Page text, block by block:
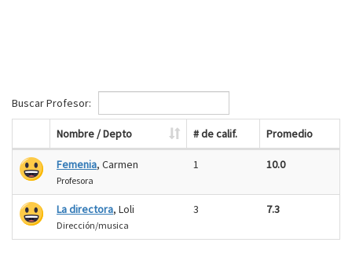
Buscar Profesor:
Nombre / Depto # de calif. Promedio
Femenia, Carmen
Profesora
1 10.0
La directora, Loli
Dirección/musica
3 7.3